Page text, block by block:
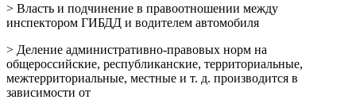
> Власть и подчинение в правоотношении между
инспектором ГИБДД и водителем автомобиля
> Деление административно-правовых норм на
общероссийские, республиканские, территориальные,
межтерриториальные, местные и т. д. производится в
зависимости от